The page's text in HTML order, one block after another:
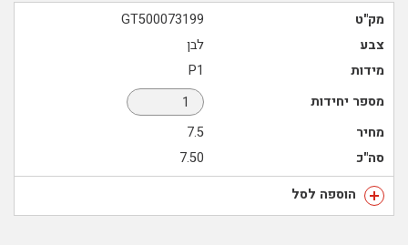
מק"ט
GT500073199
צבע
לבן
מידות
P1
מספר יחידות
מחיר
7.5
סה"כ
7.50
הוספה לסל